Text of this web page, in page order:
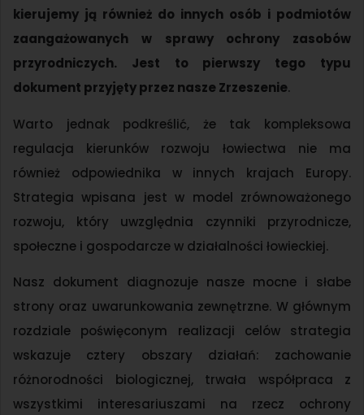
kierujemy ją również do innych osób i podmiotów
zaangażowanych w sprawy ochrony zasobów
przyrodniczych. Jest to pierwszy tego typu
dokument przyjęty przez nasze Zrzeszenie.
Warto jednak podkreślić, że tak kompleksowa
regulacja kierunków rozwoju łowiectwa nie ma
również odpowiednika w innych krajach Europy.
Strategia wpisana jest w model zrównoważonego
rozwoju, który uwzględnia czynniki przyrodnicze,
społeczne i gospodarcze w działalności łowieckiej.
Nasz dokument diagnozuje nasze mocne i słabe
strony oraz uwarunkowania zewnętrzne. W głównym
rozdziale poświęconym realizacji celów strategia
wskazuje cztery obszary działań: zachowanie
różnorodności biologicznej, trwała współpraca z
wszystkimi interesariuszami na rzecz ochrony